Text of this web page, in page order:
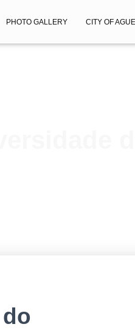
PHOTO GALLERY CITY OF